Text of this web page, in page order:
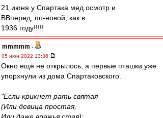
21 июня у Спартака мед.осмотр и
ВВперед, по-новой, как в
1936 году!!!!!
mmmmm -
05 июн 2022 13:36
Окно ещё не открылось, а первые пташки уже
упорхнули из дома Спартаковского.
"Если крикнет рать святая
(Или девица простая,